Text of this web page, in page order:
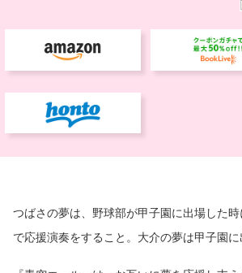
つばさの夢は、野球部が甲子園に出場した
で応援演奏をすること。大介の夢は甲子園に